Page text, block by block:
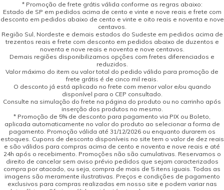
* Promoção de frete grátis válida conforme as regras abaixo:
Estado de SP em pedidos acima de cento e vinte e nove reais e frete com
desconto em pedidos abaixo de cento e vinte e oito reais e noventa e nove
centavos.
Região Sul, Nordeste e demais estados do Sudeste em pedidos acima de
trezentos reais e frete com desconto em pedidos abaixo de duzentos e
noventa e nove reais e noventa e nove centavos.
Demais regiões disponibilizamos opções com fretes diferenciados e
reduzidos.
Valor máximo do item ou valor total do pedido válido para promoção de
frete grátis é de cinco mil reais.
O desconto já está aplicado no frete com menor valor e/ou quando
disponível para o CEP consultado.
Consulte na simulação do frete na página do produto ou no carrinho após
inserção dos produtos no mesmo.
* Promoção de 5% de desconto para pagamento via PIX ou Boleto,
aplicada automaticamente no valor do produto ao selecionar a forma de
pagamento. Promoção válida até 31/12/2026 ou enquanto durarem os
estoques. Cupons de desconto disponíveis no site tem o valor de dez reais
e são válidos para compras acima de cento e noventa e nove reais e até
24h após o recebimento. Promoções não são cumulativas. Reservamos o
direito de cancelar sem aviso prévio pedidos que sejam caracterizados
compra por atacado, ou seja, compra de mais de 5 itens iguais. Todas as
imagens são meramente ilustrativas. Preços e condições de pagamento
exclusivos para compras realizadas em nosso site e podem variar nas